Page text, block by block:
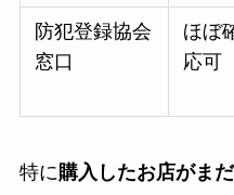
防犯登録協会
窓口
ほぼ
応可
特に購入したお店がま